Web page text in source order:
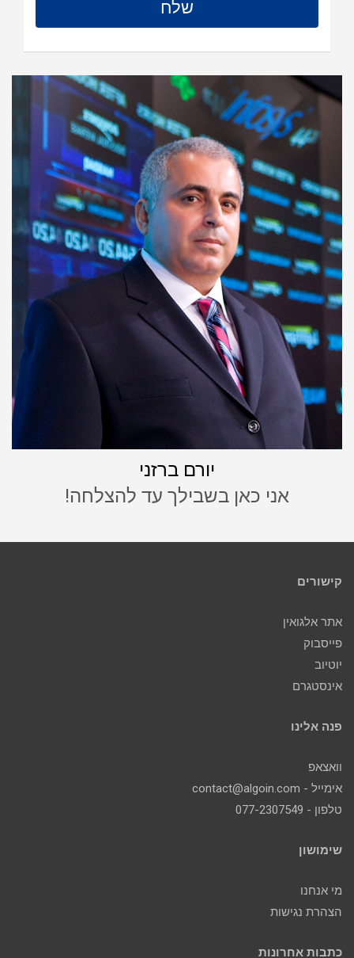
יורם ברזני
אני כאן בשבילך עד להצלחה!
קישורים
אתר אלגואין
פייסבוק
יוטיוב
אינסטגרם
פנה אלינו
וואצאפ
אימייל - contact@algoin.com
טלפון - 077-2307549
שימושון
מי אנחנו
הצהרת נגישות
כתבות אחרונות